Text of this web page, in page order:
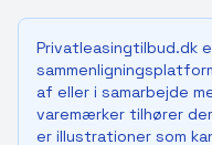
Privatleasingtilbud.dk
af eller i samarbejde
varemærker tilhører
er illustrationer som